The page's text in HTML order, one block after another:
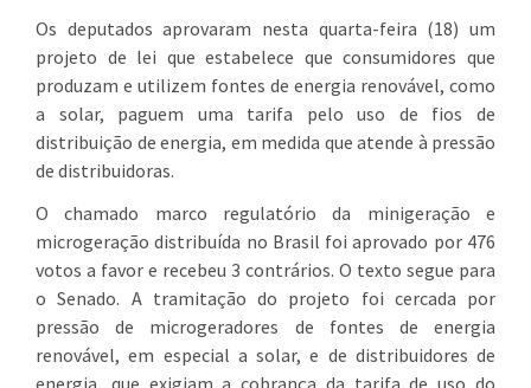
Os deputados aprovaram nesta quarta-feira (18) um
projeto de lei que estabelece que consumidores que
produzam e utilizem fontes de energia renovável, como
a solar, paguem uma tarifa pelo uso de fios de
distribuição de energia, em medida que atende à pressão
de distribuidoras.
O chamado marco regulatório da minigeração e
microgeração distribuída no Brasil foi aprovado por 476
votos a favor e recebeu 3 contrários. O texto segue para
o Senado. A tramitação do projeto foi cercada por
pressão de microgeradores de fontes de energia
renovável, em especial a solar, e de distribuidores de
energia, que exigiam a cobrança da tarifa de uso do